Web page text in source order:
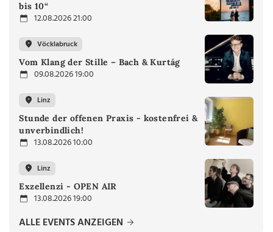
bis 10“
12.08.2026 21:00
Vöcklabruck
Vom Klang der Stille – Bach & Kurtág
09.08.2026 19:00
Linz
Stunde der offenen Praxis - kostenfrei &
unverbindlich!
13.08.2026 10:00
Linz
Exzellenzi - OPEN AIR
13.08.2026 19:00
ALLE EVENTS ANZEIGEN